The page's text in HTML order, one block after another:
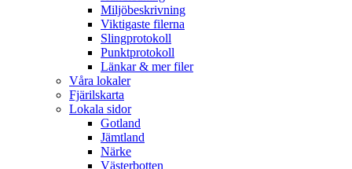
Miljöbeskrivning
Viktigaste filerna
Slingprotokoll
Punktprotokoll
Länkar & mer filer
Våra lokaler
Fjärilskarta
Lokala sidor
Gotland
Jämtland
Närke
Västerbotten